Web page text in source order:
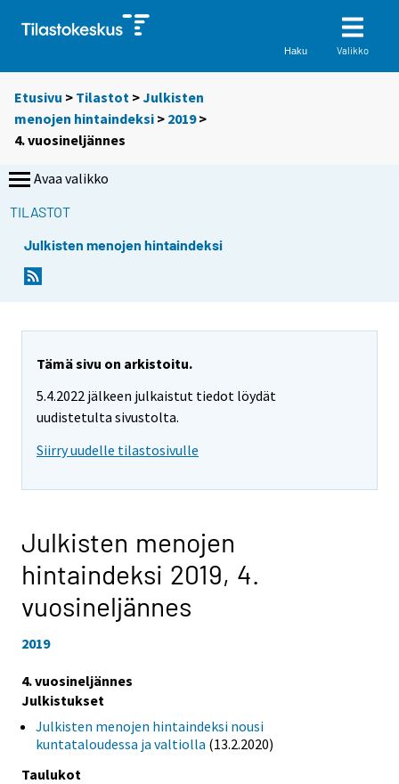
Haku Valikko
Etusivu > Tilastot >Julkisten
menojen hintaindeksi > 2019>
4. vuosineljännes
Avaa valikko
TILASTOT
Julkisten menojen hintaindeksi
Tämä sivu on arkistoitu.
5.4.2022 jälkeen julkaistut tiedot löydät
uudistetulta sivustolta.
Siirry uudelle tilastosivulle
Julkisten menojen
hintaindeksi 2019, 4.
vuosineljännes
2019
4. vuosineljännes
Julkistukset
Julkisten menojen hintaindeksi nousi
kuntataloudessa ja valtiolla (13.2.2020)
Taulukot